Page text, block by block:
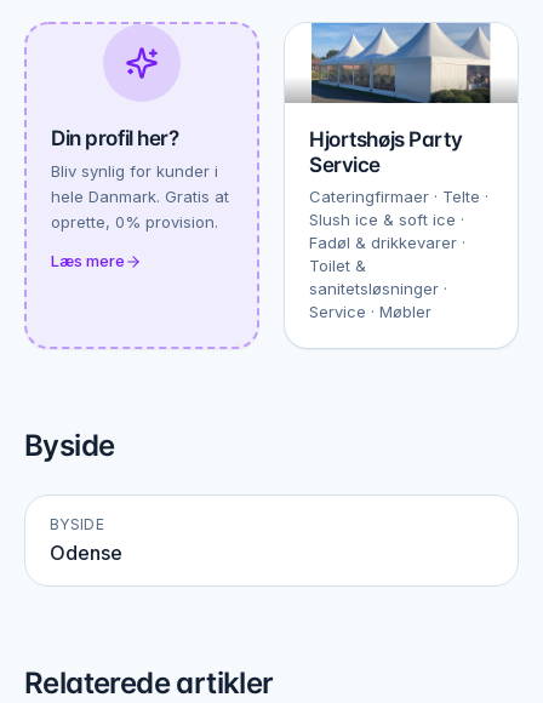
Din profil her?
Bliv synlig for kunder i
hele Danmark. Gratis at
oprette, 0% provision.
Læs mere
Hjortshøjs Party
Service
Cateringfirmaer · Telte ·
Slush ice & soft ice ·
Fadøl & drikkevarer ·
Toilet &
sanitetsløsninger ·
Service · Møbler
Byside
BYSIDE
Odense
Relaterede artikler